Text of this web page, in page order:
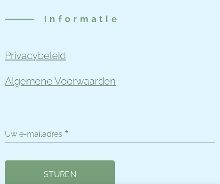
Informatie
Privacybeleid
Algemene Voorwaarden
Uw e-mailadres
STUREN